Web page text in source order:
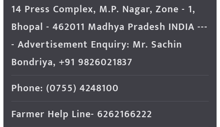
14 Press Complex, M.P. Nagar, Zone - 1,
Bhopal - 462011 Madhya Pradesh INDIA ---
- Advertisement Enquiry: Mr. Sachin
Bondriya, +91 9826021837
Phone: (0755) 4248100
Farmer Help Line- 6262166222